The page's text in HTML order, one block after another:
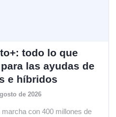
todo lo que
las ayudas de
e híbridos
de 2026
con 400 millones de